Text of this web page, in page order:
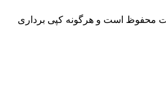
محفوظ است و هرگونه کپی برداری